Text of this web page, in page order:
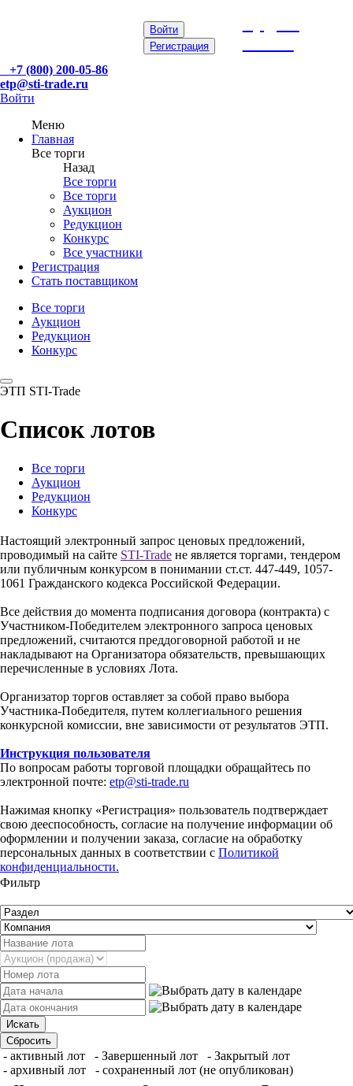
Войти
Регистрация
+7 (800) 200-05-86
etp@sti-trade.ru
Войти
Меню
Главная
Все торги
Назад
Все торги
Все торги
Аукцион
Редукцион
Конкурс
Все участники
Регистрация
Стать поставщиком
Все торги
Аукцион
Редукцион
Конкурс
ЭТП STI-Trade
Список лотов
Все торги
Аукцион
Редукцион
Конкурс
Настоящий электронный запрос ценовых предложений,
проводимый на сайте STI-Trade не является торгами, тендером
или публичным конкурсом в понимании ст.ст. 447-449, 1057-
1061 Гражданского кодекса Российской Федерации.
Все действия до момента подписания договора (контракта) с
Участником-Победителем электронного запроса ценовых
предложений, считаются преддоговорной работой и не
накладывают на Организатора обязательств, превышающих
перечисленные в условиях Лота.
Организатор торгов оставляет за собой право выбора
Участника-Победителя, путем коллегиального решения
конкурсной комиссии, вне зависимости от результатов ЭТП.
Инструкция пользователя
По вопросам работы торговой площадки обращайтесь по
электронной почте: etp@sti-trade.ru
Нажимая кнопку «Регистрация» пользователь подтверждает
свою дееспособность, согласие на получение информации об
оформлении и получении заказа, согласие на обработку
персональных данных в соответствии с Политикой
конфиденциальности.
Фильтр
- активный лот - Завершенный лот
- Закрытый лот
- архивный лот
- сохраненный лот (не опубликован)